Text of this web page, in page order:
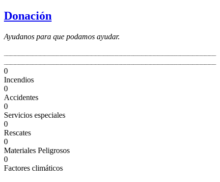
Donación
Ayudanos para que podamos ayudar.
0
Incendios
0
Accidentes
0
Servicios especiales
0
Rescates
0
Materiales Peligrosos
0
Factores climáticos